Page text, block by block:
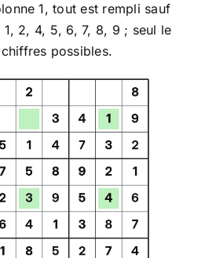
1, tout est rempli sauf
1, 2, 4, 5, 6, 7, 8, 9 ; seul le
possibles.